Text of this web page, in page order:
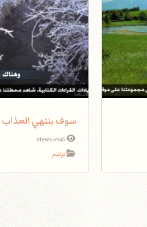
سوف ينتهي العذاب
6945 views
ترانيم